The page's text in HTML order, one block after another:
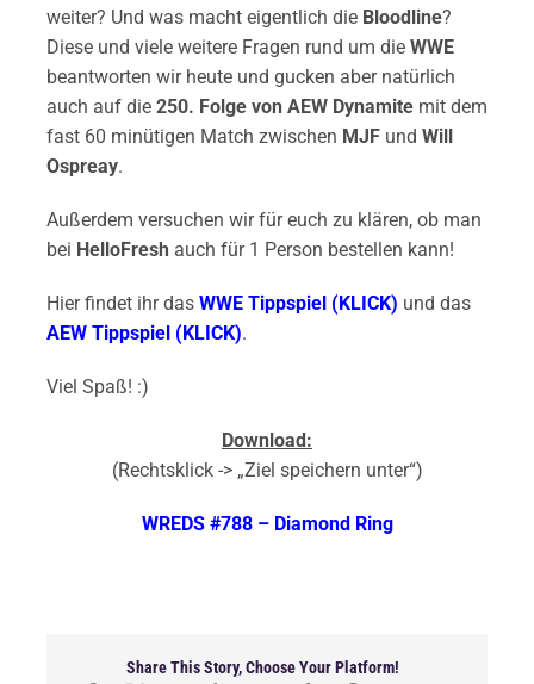
weiter? Und was macht eigentlich die Bloodline?
Diese und viele weitere Fragen rund um die WWE
beantworten wir heute und gucken aber natürlich
auch auf die 250. Folge von AEW Dynamitemit dem
fast 60 minütigen Match zwischen MJFund Will
Ospreay.
Außerdem versuchen wir für euch zu klären, ob man
bei HelloFresh auch für 1 Person bestellen kann!
Hier findet ihr das WWE Tippspiel (KLICK) und das
AEW Tippspiel (KLICK).
Viel Spaß! :)
Download:
(Rechtsklick -> „Ziel speichern unter“)
WREDS #788 – Diamond Ring
Share This Story, Choose Your Platform!